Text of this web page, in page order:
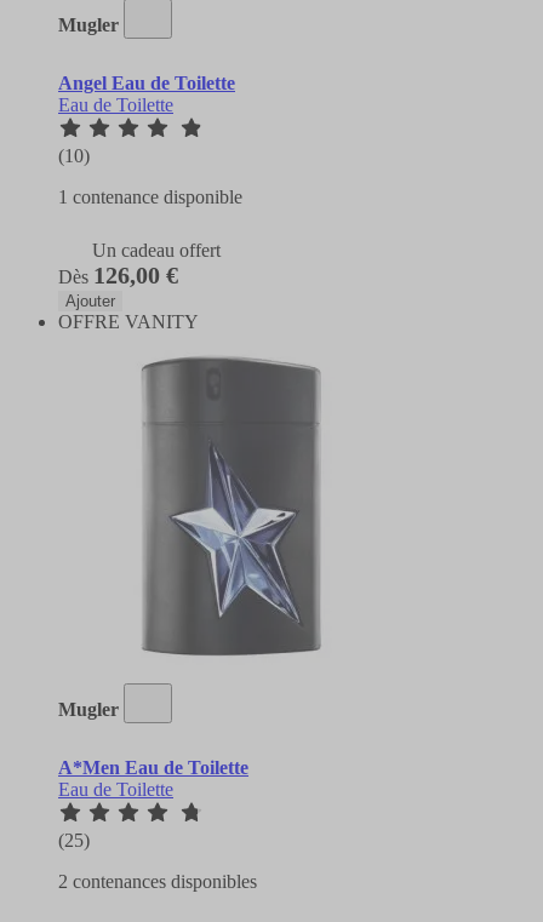
Mugler
Angel Eau de Toilette
Eau de Toilette
(10)
1 contenance disponible
Un cadeau offert
Dès 126,00 €
Ajouter
OFFRE VANITY
Mugler
A*Men Eau de Toilette
Eau de Toilette
(25)
2 contenances disponibles